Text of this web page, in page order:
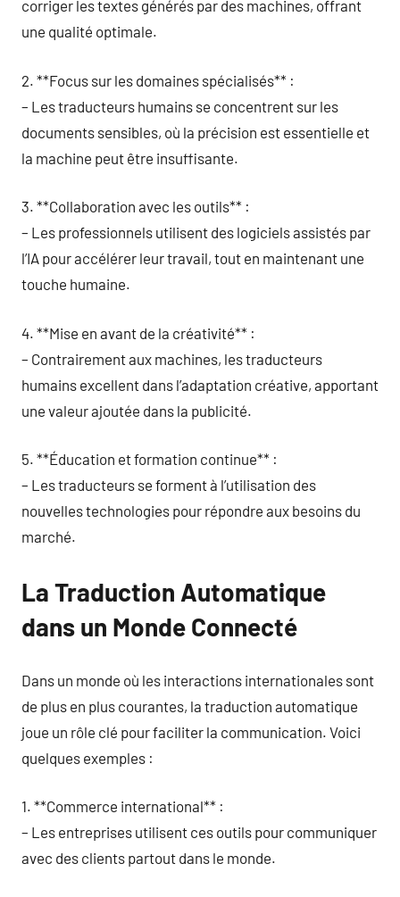
corriger les textes générés par des machines, offrant
une qualité optimale.
2. **Focus sur les domaines spécialisés** :
– Les traducteurs humains se concentrent sur les
documents sensibles, où la précision est essentielle et
la machine peut être insuffisante.
3. **Collaboration avec les outils** :
– Les professionnels utilisent des logiciels assistés par
l’IA pour accélérer leur travail, tout en maintenant une
touche humaine.
4. **Mise en avant de la créativité** :
– Contrairement aux machines, les traducteurs
humains excellent dans l’adaptation créative, apportant
une valeur ajoutée dans la publicité.
5. **Éducation et formation continue** :
– Les traducteurs se forment à l’utilisation des
nouvelles technologies pour répondre aux besoins du
marché.
La Traduction Automatique
dans un Monde Connecté
Dans un monde où les interactions internationales sont
de plus en plus courantes, la traduction automatique
joue un rôle clé pour faciliter la communication. Voici
quelques exemples :
1. **Commerce international** :
– Les entreprises utilisent ces outils pour communiquer
avec des clients partout dans le monde.